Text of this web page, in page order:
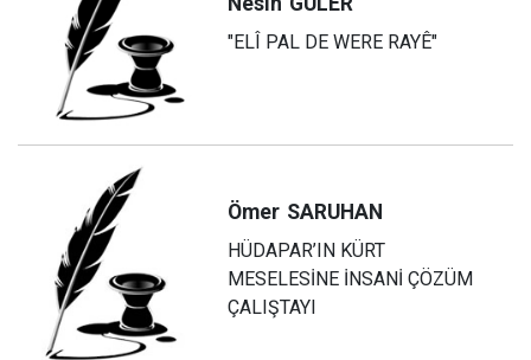
"ELÎ PAL DE WERE RAYÊ"
Ömer SARUHAN
HÜDAPAR’IN KÜRT
MESELESİNE İNSANİ ÇÖZÜM
ÇALIŞTAYI